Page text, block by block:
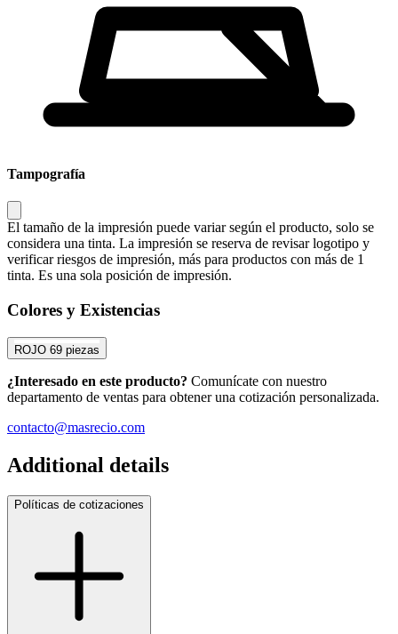
Tampografía
El tamaño de la impresión puede variar según el producto, solo se
considera una tinta. La impresión se reserva de revisar logotipo y
verificar riesgos de impresión, más para productos con más de 1
tinta. Es una sola posición de impresión.
Colores y Existencias
ROJO 69 piezas
¿Interesado en este producto? Comunícate con nuestro
departamento de ventas para obtener una cotización personalizada.
contacto@masrecio.com
Additional details
Políticas de cotizaciones